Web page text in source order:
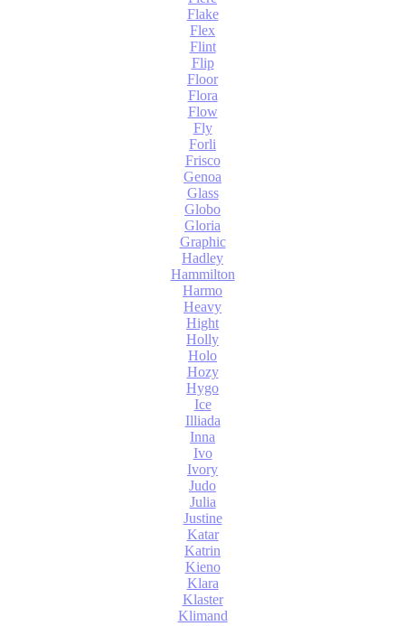
Flake
Flex
Flint
Flip
Floor
Flora
Flow
Fly
Forli
Frisco
Genoa
Glass
Globo
Gloria
Graphic
Hadley
Hammilton
Harmo
Heavy
Hight
Holly
Holo
Hozy
Hygo
Ice
Illiada
Inna
Ivo
Ivory
Judo
Julia
Justine
Katar
Katrin
Kieno
Klara
Klaster
Klimand